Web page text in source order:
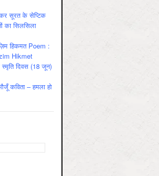
सूरत के सेप्टिक
का सिलसिला
हिकमत Poem :
Hikmet
स्मृति दिवस (18 जून)
कविता – हमला हो